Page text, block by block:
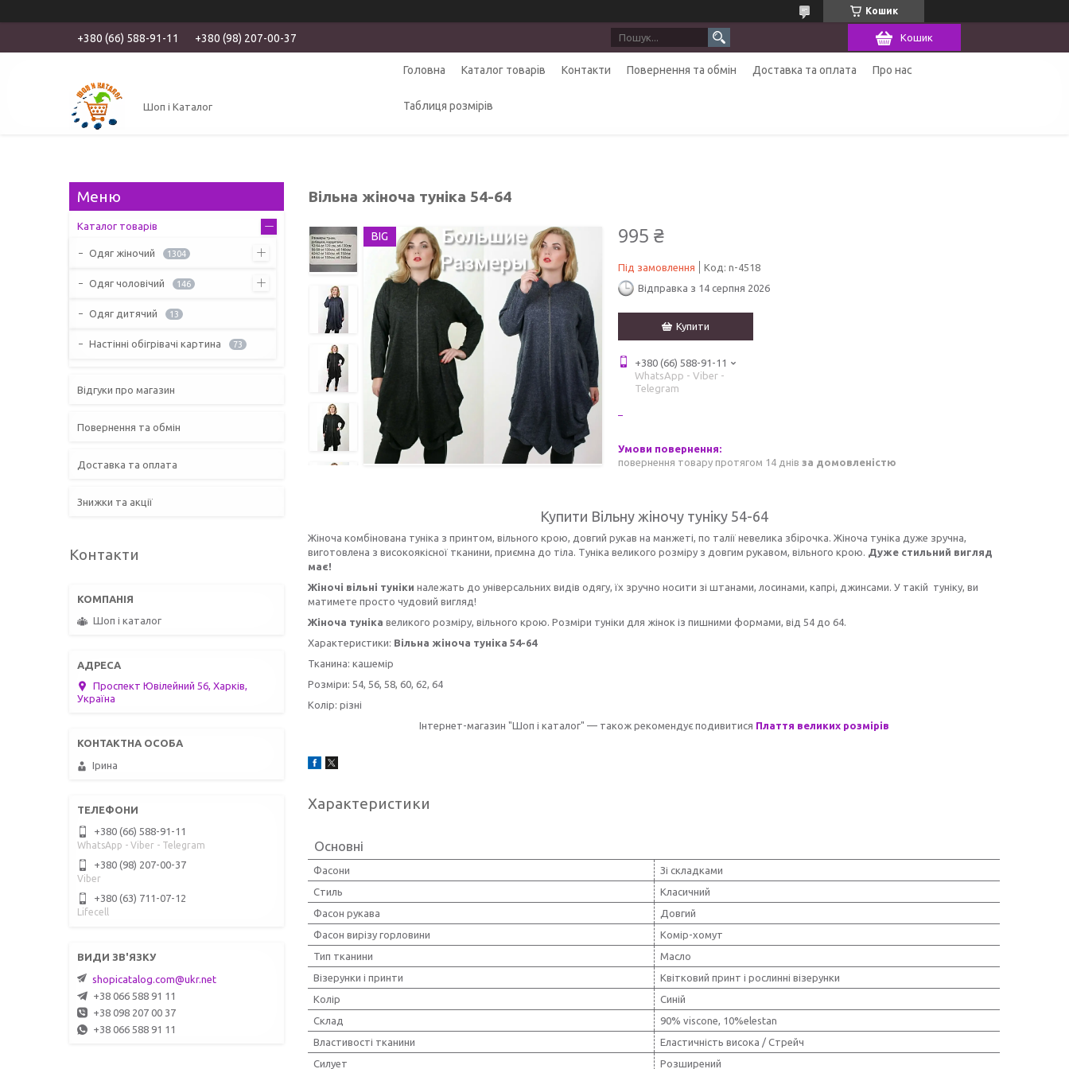
Кошик
+380 (66) 588-91-11 +380 (98) 207-00-37 Кошик
Шоп і Каталог
Головна Каталог товарів Контакти Повернення та обмін Доставка та оплата Про нас
Таблиця розмірів
Вільна жіноча туніка 54-64
BIG 995 ₴
Під замовлення Код: n-4518
Відправка з 14 серпня 2026
Купити
+380 (66) 588-91-11
WhatsApp - Viber -
Telegram
повернення товару протягом 14 днів за домовленістю
Купити Вільну жіночу туніку 54-64
Жіноча комбінована туніка з принтом, вільного крою, довгий рукав на манжеті, по талії невелика збірочка. Жіноча туніка дуже зручна,
виготовлена з високоякісної тканини, приємна до тіла. Туніка великого розміру з довгим рукавом, вільного крою. Дуже стильний вигляд
має!
Жіночі вільні туніки належать до універсальних видів одягу, їх зручно носити зі штанами, лосинами, капрі, джинсами. У такій туніку, ви
матимете просто чудовий вигляд!
Жіноча туніка великого розміру, вільного крою. Розміри туніки для жінок із пишними формами, від 54 до 64.
Характеристики: Вільна жіноча туніка 54-64
Тканина: кашемір
Розміри: 54, 56, 58, 60, 62, 64
Колір: різні
Інтернет-магазин "Шоп і каталог" — також рекомендує подивитися Плаття великих розмірів
Характеристики
Основні
Фасони
Зі складками
Стиль
Класичний
Фасон рукава
Довгий
Фасон вирізу горловини
Комір-хомут
Тип тканини
Масло
Візерунки і принти
Квітковий принт і рослинні візерунки
Колір
Синій
Склад
90% viscone, 10%elestan
Властивості тканини
Еластичність висока / Стрейч
Силует
Розширений
Каталог товарів
Одяг жіночий 1304
Одяг чоловічий 146
Одяг дитячий 13
Настінні обігрівачі картина 73
Відгуки про магазин
Повернення та обмін
Доставка та оплата
Знижки та акції
Контакти
Шоп і каталог
Проспект Ювілейний 56, Харків,
Україна
Ірина
+380 (66) 588-91-11
WhatsApp - Viber - Telegram
+380 (98) 207-00-37
Viber
+380 (63) 711-07-12
Lifecell
shopicatalog.com@ukr.net
+38 066 588 91 11
+38 098 207 00 37
+38 066 588 91 11